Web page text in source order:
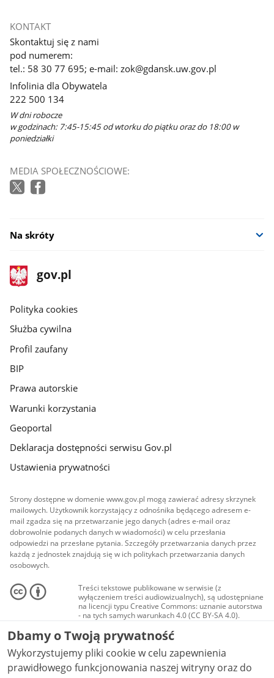
KONTAKT
Skontaktuj się z nami
pod numerem:
tel.: 58 30 77 695; e-mail: zok@gdansk.uw.gov.pl
Infolinia dla Obywatela
222 500 134
W dni robocze
w godzinach: 7:45-15:45 od wtorku do piątku oraz do 18:00 w
poniedziałki
MEDIA SPOŁECZNOŚCIOWE:
Na skróty
stopka
gov.pl
Strona
gov.pl
gov.pl
Polityka cookies
Służba cywilna
Profil zaufany
BIP
Prawa autorskie
Warunki korzystania
Geoportal
Deklaracja dostępności serwisu Gov.pl
Ustawienia prywatności
Strony dostępne w domenie www.gov.pl mogą zawierać adresy skrzynek
mailowych. Użytkownik korzystający z odnośnika będącego adresem e-
mail zgadza się na przetwarzanie jego danych (adres e-mail oraz
dobrowolnie podanych danych w wiadomości) w celu przesłania
odpowiedzi na przesłane pytania. Szczegóły przetwarzania danych przez
każdą z jednostek znajdują się w ich politykach przetwarzania danych
osobowych.
Treści tekstowe publikowane w serwisie (z
wyłączeniem treści audiowizualnych), są udostępniane
na licencji typu Creative Commons: uznanie autorstwa
- na tych samych warunkach 4.0 (CC BY-SA 4.0).
Materiały audiowizualne, w tym zdjęcia, materiały
audio i wideo, są udostępniane na licencji typu
Creative Commons: uznanie autorstwa użycie
niekomercyjne - bez utworów zależnych 4.0 (CC BY-
NC-ND 4.0), o ile nie jest to stwierdzone inaczej.
Dbamy o Twoją prywatność
Wykorzystujemy pliki cookie w celu zapewnienia
prawidłowego funkcjonowania naszej witryny oraz do